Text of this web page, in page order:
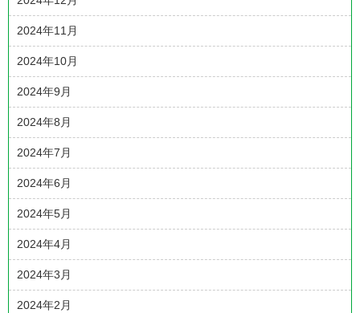
2024年11月
2024年10月
2024年9月
2024年8月
2024年7月
2024年6月
2024年5月
2024年4月
2024年3月
2024年2月